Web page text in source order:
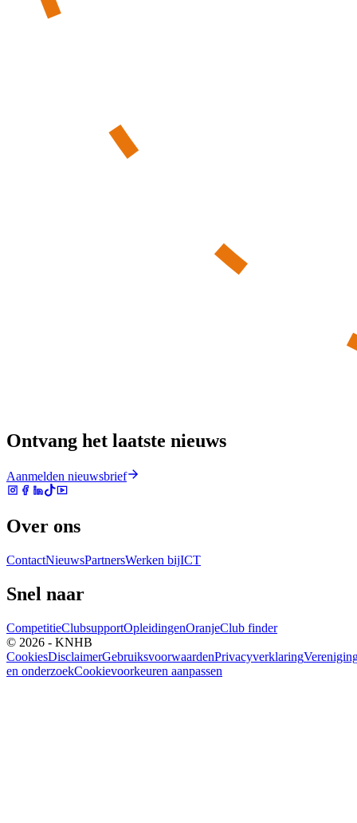
Ontvang het laatste nieuws
Aanmelden nieuwsbrief
Over ons
ContactNieuwsPartnersWerken bijICT
Snel naar
CompetitieClubsupportOpleidingenOranjeClub finder
© 2026 - KNHB
CookiesDisclaimerGebruiksvoorwaardenPrivacyverklaring
en onderzoekCookievoorkeuren aanpassen